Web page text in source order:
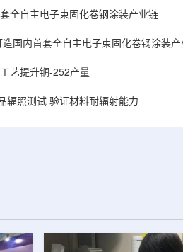
肃、安徽、河
涵盖...
析等成熟技术体系
气盆地铀矿勘查经
全自主电子束固化卷钢涂装产业链
国内首套全自主电子束固化卷钢涂装产
艺提升锎-252产量
辐照测试 验证材料耐辐射能力